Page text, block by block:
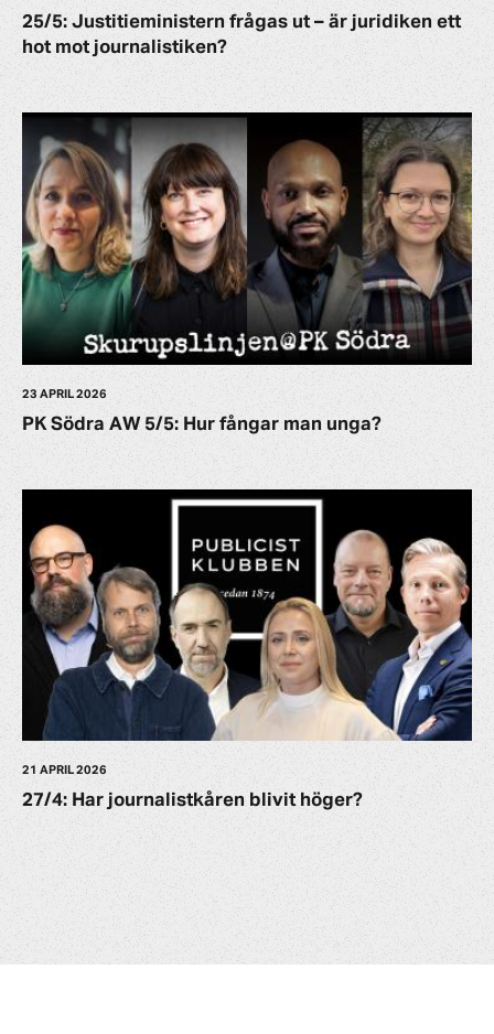
25/5: Justitieministern frågas ut – är juridiken ett
hot mot journalistiken?
23 APRIL 2026
PK Södra AW 5/5: Hur fångar man unga?
21 APRIL 2026
27/4: Har journalistkåren blivit höger?